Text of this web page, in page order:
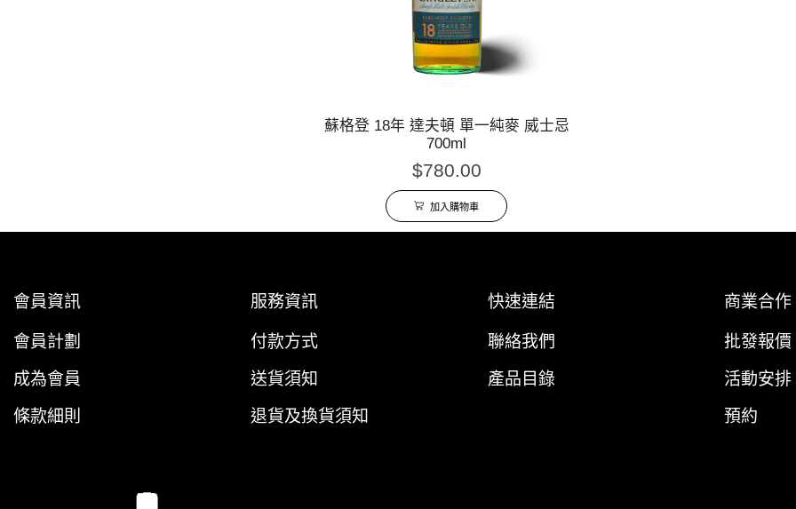
蘇格登 18年 達夫頓 單一純麥 威士忌
700ml
$780.00
加入購物車
會員資訊
會員計劃
成為會員
條款細則
服務資訊
付款方式
送貨須知
退貨及換貨須知
快速連結
聯絡我們
產品目錄
商業合作
批發報價
活動安排
預約